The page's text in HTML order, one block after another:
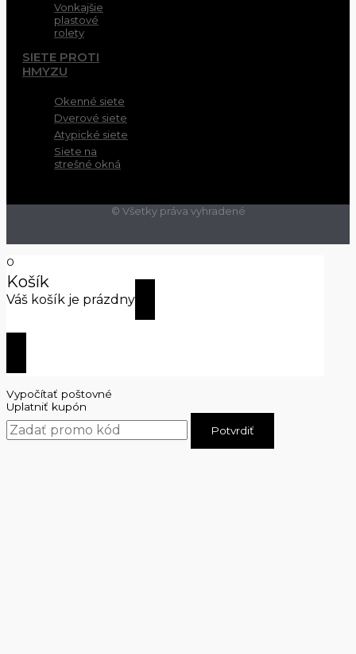
Vonkajšie
plastové
rolety
SIETE PROTI
HMYZU
Okenné siete
Dverové siete
Atypické siete
Siete na
strešné okná
© Všetky práva vyhradené
0
Košík
Váš košík je prázdny
Vypočítať poštovné
Uplatniť kupón
Potvrdiť